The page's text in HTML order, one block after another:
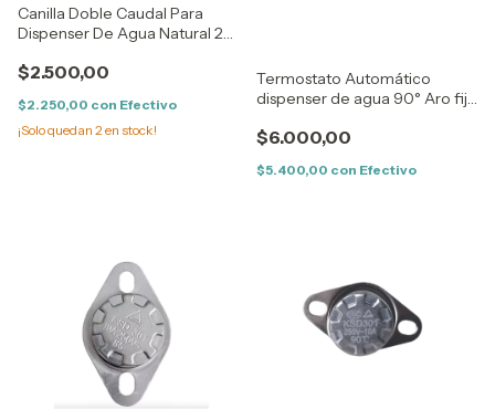
Canilla Doble Caudal Para
Dispenser De Agua Natural 20
$2.500,00
$2.250,00 con Efectivo
¡Solo quedan 2 en stock!
Termostato Automático
dispenser de agua 90° Aro fijo
$6.000,00
$5.400,00 con Efectivo